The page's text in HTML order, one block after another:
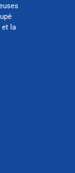
et la